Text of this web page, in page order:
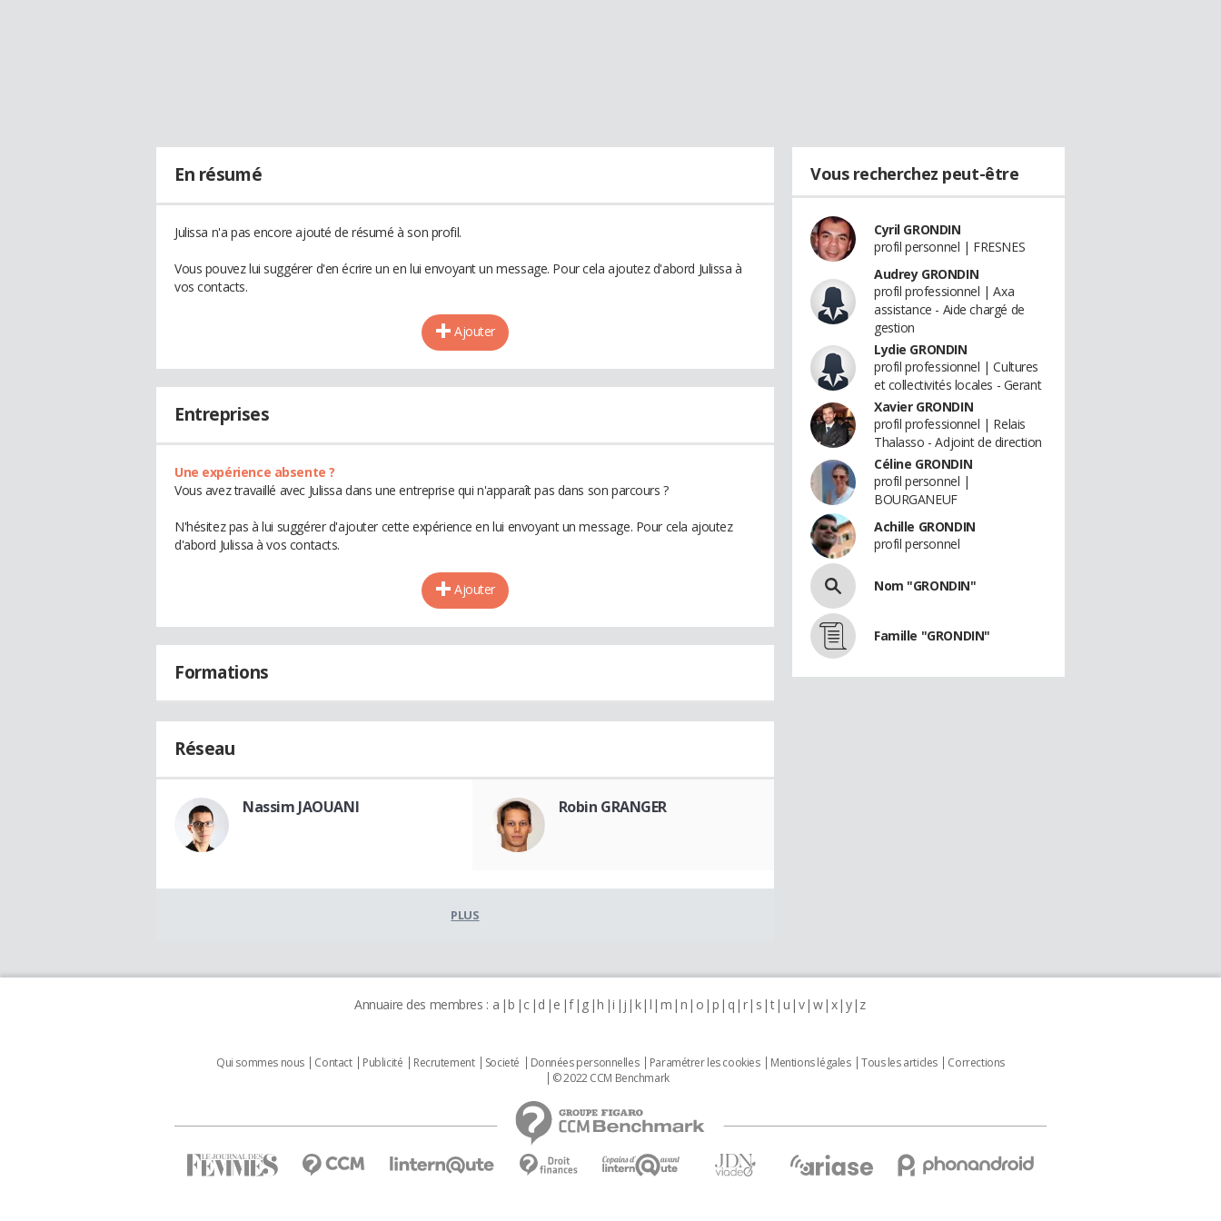
En résumé
Julissa n'a pas encore ajouté de résumé à son profil.
Vous pouvez lui suggérer d'en écrire un en lui envoyant un message. Pour cela ajoutez d'abord Julissa à
vos contacts.
Ajouter
Entreprises
Une expérience absente ?
Vous avez travaillé avec Julissa dans une entreprise qui n'apparaît pas dans son parcours ?
N'hésitez pas à lui suggérer d'ajouter cette expérience en lui envoyant un message. Pour cela ajoutez
d'abord Julissa à vos contacts.
Ajouter
Formations
Réseau
Nassim JAOUANI Robin GRANGER
PLUS
Vous recherchez peut-être
Cyril GRONDIN
profil personnel | FRESNES
Audrey GRONDIN
profil professionnel | Axa
assistance - Aide chargé de
gestion
Lydie GRONDIN
profil professionnel | Cultures
et collectivités locales - Gerant
Xavier GRONDIN
profil professionnel | Relais
Thalasso - Adjoint de direction
Céline GRONDIN
profil personnel |
BOURGANEUF
Achille GRONDIN
profil personnel
Nom "GRONDIN"
Famille "GRONDIN"
Annuaire des membres : a b c d e f g h i j k l m n o p q r s t u v w x y z
Qui sommes nous Contact Publicité Recrutement Societé Données personnelles Paramétrer les cookies Mentions légales Tous les articles
Corrections
© 2022 CCM Benchmark